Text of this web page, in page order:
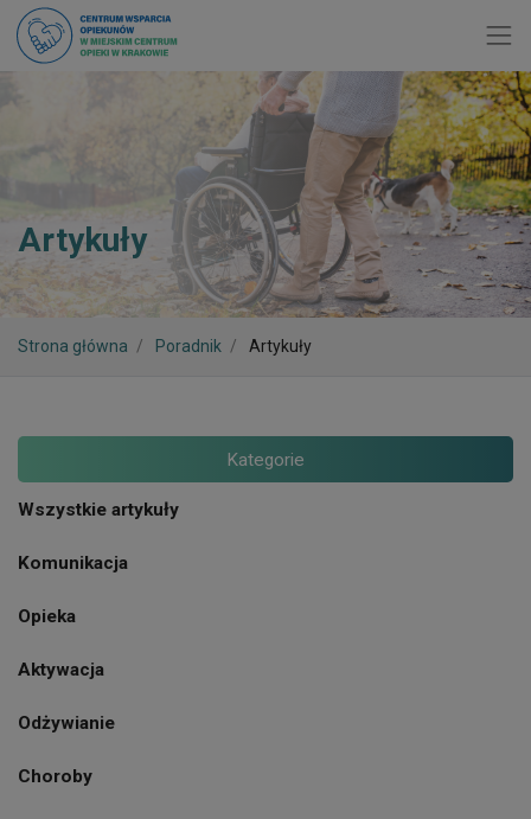
Artykuły
Strona główna Poradnik Artykuły
Kategorie
Wszystkie artykuły
Komunikacja
Opieka
Aktywacja
Odżywianie
Choroby